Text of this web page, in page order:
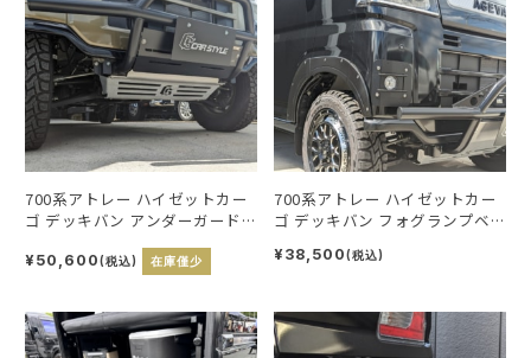
700系アトレー ハイゼットカー
ゴ デッキバン アンダーガード
¥50,600(税込) 在庫僅少
700系アトレー ハイゼットカー
ゴ デッキバン フォグランプベ
¥38,500(税込)